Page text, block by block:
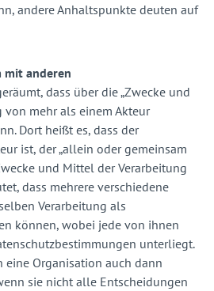
andere Anhaltspunkte deuten auf
mit anderen
dass über die „Zwecke und
von mehr als einem Akteur
Dort heißt es, dass der
ist, der „allein oder gemeinsam
und Mittel der Verarbeitung
dass mehrere verschiedene
Verarbeitung als
können, wobei jede von ihnen
unterliegt.
eine Organisation auch dann
sie nicht alle Entscheidungen